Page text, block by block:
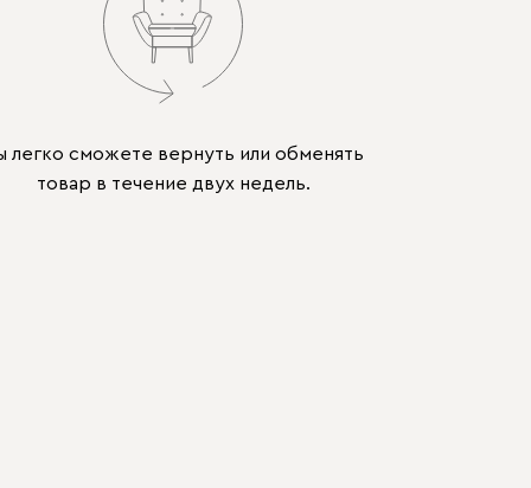
легко сможете вернуть или обменять
товар в течение двух недель.